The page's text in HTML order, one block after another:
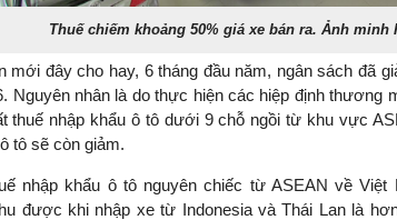
Thuế chiếm khoảng 50% giá xe bán ra. Ảnh minh
mới đây cho hay, 6 tháng đầu năm, ngân sách đã
Nguyên nhân là do thực hiện các hiệp định thương
thuế nhập khẩu ô tô dưới 9 chỗ ngồi từ khu vực
tô sẽ còn giảm.
nhập khẩu ô tô nguyên chiếc từ ASEAN về
được khi nhập xe từ Indonesia và Thái Lan là